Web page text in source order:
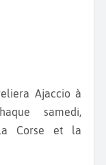
samedi,
Corse et la